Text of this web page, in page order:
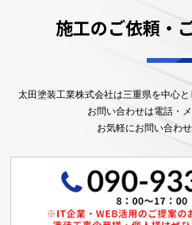
施工のご依頼・
太田塗装工業株式会社は三重県を中心
お問い合わせは電話・
お気軽にお問い合わ